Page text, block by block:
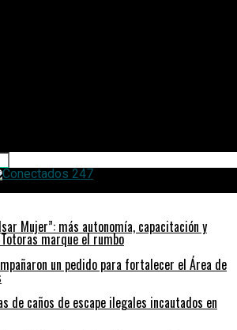
Mujer”: más autonomía, capacitación y
marque el rumbo
un pedido para fortalecer el Área de
de caños de escape ilegales incautados en